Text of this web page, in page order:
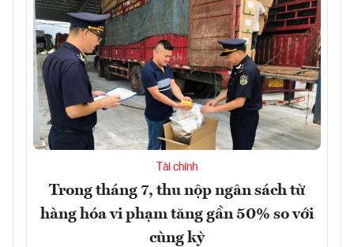
Tài chính
Trong tháng 7, thu nộp ngân sách từ
hàng hóa vi phạm tăng gần 50% so với
cùng kỳ